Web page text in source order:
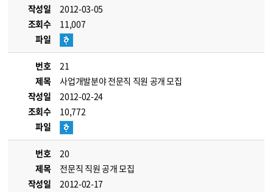
작성일
2012-03-05
조회수
11,007
파일
번호
21
제목
사업개발분야 전문직 직원 공개 모집
작성일
2012-02-24
조회수
10,772
파일
번호
20
제목
전문직 직원 공개 모집
작성일
2012-02-17